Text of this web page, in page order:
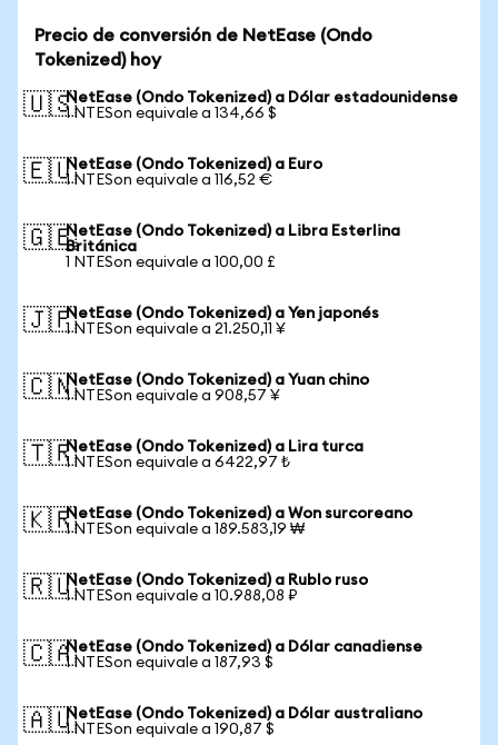
Precio de conversión de NetEase (Ondo
Tokenized) hoy
🇺🇸NetEase (Ondo Tokenized) a Dólar estadounidense
1 NTESon equivale a 134,66 $
🇪🇺NetEase (Ondo Tokenized) a Euro
1 NTESon equivale a 116,52 €
🇬🇧NetEase (Ondo Tokenized) a Libra Esterlina
Británica
1 NTESon equivale a 100,00 £
🇯🇵NetEase (Ondo Tokenized) a Yen japonés
1 NTESon equivale a 21.250,11 ¥
🇨🇳NetEase (Ondo Tokenized) a Yuan chino
1 NTESon equivale a 908,57 ¥
🇹🇷NetEase (Ondo Tokenized) a Lira turca
1 NTESon equivale a 6422,97 ₺
🇰🇷NetEase (Ondo Tokenized) a Won surcoreano
1 NTESon equivale a 189.583,19 ₩
🇷🇺NetEase (Ondo Tokenized) a Rublo ruso
1 NTESon equivale a 10.988,08 ₽
🇨🇦NetEase (Ondo Tokenized) a Dólar canadiense
1 NTESon equivale a 187,93 $
🇦🇺NetEase (Ondo Tokenized) a Dólar australiano
1 NTESon equivale a 190,87 $